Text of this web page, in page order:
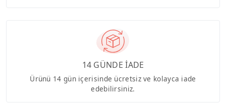
14 GÜNDE İADE
Ürünü 14 gün içerisinde ücretsiz ve kolayca iade
edebilirsiniz.